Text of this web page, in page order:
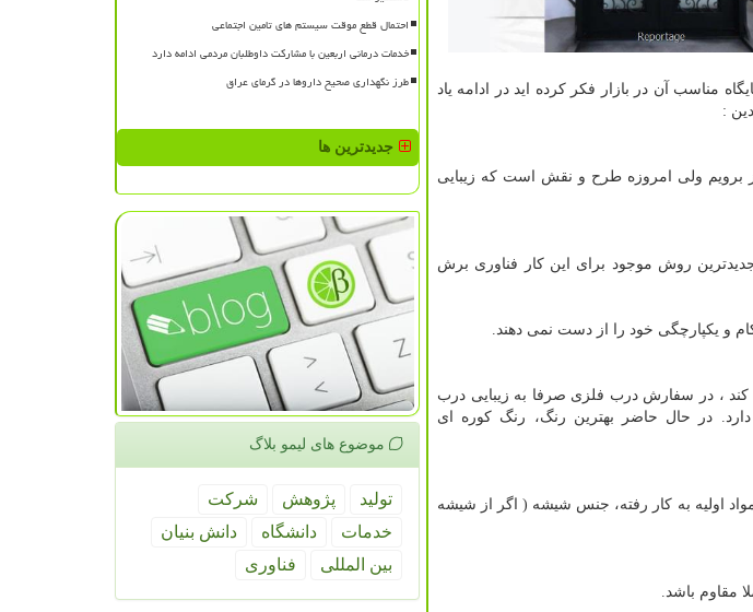
مناسب آن در بازار فکر کرده اید در ادامه یاد
:
برویم ولی امروزه طرح و نقش است که زیبایی
روش موجود برای این کار فناوری برش
و یکپارچگی خود را از دست نمی دهند.
، در سفارش درب فلزی صرفا به زیبایی درب
در حال حاضر بهترین رنگ، رنگ کوره ای
اولیه به کار رفته، جنس شیشه ( اگر از شیشه
مقاوم باشد.
احتمال قطع موقت سیستم های تامین اجتماعی
خدمات درمانی اربعین با مشارکت داوطلبان مردمی ادامه دارد
طرز نگهداری صحیح داروها در گرمای عراق
جدیدترین ها
موضوع های لیمو بلاگ
تولید پژوهش
شركت
خدمات
دانشگاه
دانش بنیان
بین المللی
فناوری